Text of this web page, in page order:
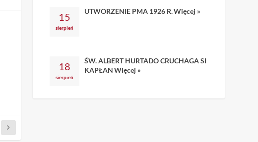
15
sierpień
UTWORZENIE PMA 1926 R.Więcej »
18
sierpień
ŚW. ALBERT HURTADO CRUCHAGA SI
KAPŁANWięcej »